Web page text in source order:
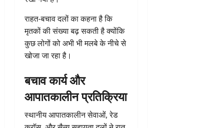
राहत-बचाव दलों का कहना है कि
मृतकों की संख्या बढ़ सकती है क्योंकि
कुछ लोगों को अभी भी मलबे के नीचे से
खोजा जा रहा है।
बचाव कार्य और
आपातकालीन प्रतिक्रिया
स्थानीय आपातकालीन सेवाओं, रेड